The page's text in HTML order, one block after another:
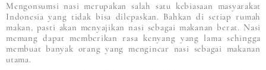
Mengonsumsi nasi merupakan salah satu kebiasaan masyarakat
Indonesia yang tidak bisa dilepaskan. Bahkan di setiap rumah
makan, pasti akan menyajikan nasi sebagai makanan berat. Nasi
memang dapat memberikan rasa kenyang yang lama sehingga
membuat banyak orang yang mengincar nasi sebagai makanan
utama.